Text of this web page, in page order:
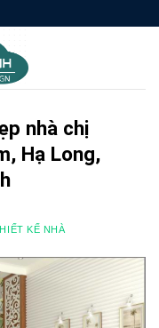
nhà chị
Hạ Long,
KẾ NHÀ